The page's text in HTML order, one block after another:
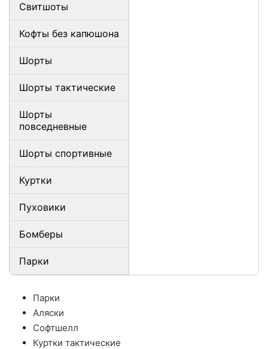
Свитшоты
Кофты без капюшона
Шорты
Шорты тактические
Шорты
повседневные
Шорты спортивные
Куртки
Пуховики
Бомберы
Парки
Парки
Аляски
Софтшелл
Куртки тактические